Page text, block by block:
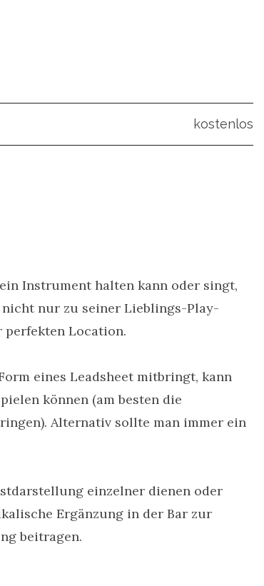
kostenlos
Instrument halten kann oder singt,
nicht nur zu seiner Lieblings-Play-
Location.
eines Leadsheet mitbringt, kann
können (am besten die
Alternativ sollte man immer ein
einzelner dienen oder
Ergänzung in der Bar zur
beitragen.